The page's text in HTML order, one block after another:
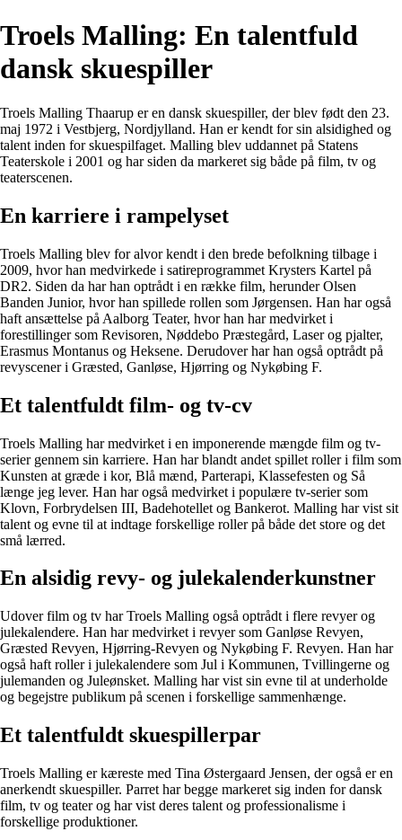
Troels Malling: En talentfuld
dansk skuespiller
Troels Malling Thaarup er en dansk skuespiller, der blev født den 23.
maj 1972 i Vestbjerg, Nordjylland. Han er kendt for sin alsidighed og
talent inden for skuespilfaget. Malling blev uddannet på Statens
Teaterskole i 2001 og har siden da markeret sig både på film, tv og
teaterscenen.
En karriere i rampelyset
Troels Malling blev for alvor kendt i den brede befolkning tilbage i
2009, hvor han medvirkede i satireprogrammet Krysters Kartel på
DR2. Siden da har han optrådt i en række film, herunder Olsen
Banden Junior, hvor han spillede rollen som Jørgensen. Han har også
haft ansættelse på Aalborg Teater, hvor han har medvirket i
forestillinger som Revisoren, Nøddebo Præstegård, Laser og pjalter,
Erasmus Montanus og Heksene. Derudover har han også optrådt på
revyscener i Græsted, Ganløse, Hjørring og Nykøbing F.
Et talentfuldt film- og tv-cv
Troels Malling har medvirket i en imponerende mængde film og tv-
serier gennem sin karriere. Han har blandt andet spillet roller i film som
Kunsten at græde i kor, Blå mænd, Parterapi, Klassefesten og Så
længe jeg lever. Han har også medvirket i populære tv-serier som
Klovn, Forbrydelsen III, Badehotellet og Bankerot. Malling har vist sit
talent og evne til at indtage forskellige roller på både det store og det
små lærred.
En alsidig revy- og julekalenderkunstner
Udover film og tv har Troels Malling også optrådt i flere revyer og
julekalendere. Han har medvirket i revyer som Ganløse Revyen,
Græsted Revyen, Hjørring-Revyen og Nykøbing F. Revyen. Han har
også haft roller i julekalendere som Jul i Kommunen, Tvillingerne og
julemanden og Juleønsket. Malling har vist sin evne til at underholde
og begejstre publikum på scenen i forskellige sammenhænge.
Et talentfuldt skuespillerpar
Troels Malling er kæreste med Tina Østergaard Jensen, der også er en
anerkendt skuespiller. Parret har begge markeret sig inden for dansk
film, tv og teater og har vist deres talent og professionalisme i
forskellige produktioner.